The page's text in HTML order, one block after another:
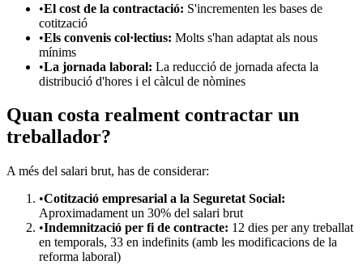
•El cost de la contractació: S'incrementen les bases de
cotització
•Els convenis col·lectius: Molts s'han adaptat als nous
mínims
•La jornada laboral: La reducció de jornada afecta la
distribució d'hores i el càlcul de nòmines
Quan costa realment contractar un
treballador?
A més del salari brut, has de considerar:
•Cotització empresarial a la Seguretat Social:
Aproximadament un 30% del salari brut
•Indemnització per fi de contracte: 12 dies per any treballat
en temporals, 33 en indefinits (amb les modificacions de la
reforma laboral)